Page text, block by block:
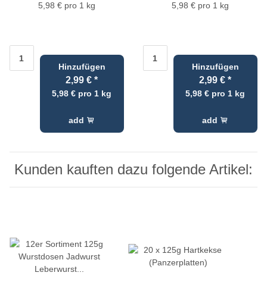
5,98 € pro 1 kg
Hinzufügen
2,99 €*
5,98 € pro 1 kg
add
5,98 € pro 1 kg
Hinzufügen
2,99 €*
5,98 € pro 1 kg
add
Kunden kauften dazu folgende Artikel: